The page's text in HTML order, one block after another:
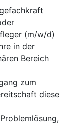
(m/w/d)
in der
Bereich
zum
diese